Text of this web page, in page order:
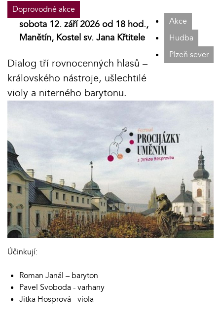
Doprovodné akce
Akce
Hudba
Plzeň sever
sobota 12. září 2026 od 18 hod.,
Manětín, Kostel sv. Jana Křtitele
Dialog tří rovnocenných hlasů –
královského nástroje, ušlechtilé
violy a niterného barytonu.
Účinkují:
Roman Janál – baryton
Pavel Svoboda - varhany
Jitka Hosprová - viola